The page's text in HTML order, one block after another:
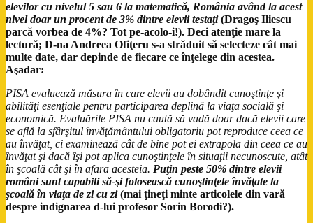
elevilor cu nivelul 5 sau 6 la matematică, România având la acest
nivel doar un procent de 3% dintre elevii testaţi(Dragoş Iliescu
parcă vorbea de 4%? Tot pe-acolo-i!). Deci atenţie mare la
lectură; D-na Andreea Ofiţeru s-a străduit să selecteze cât mai
multe date, dar depinde de fiecare ce înţelege din acestea.
Aşadar:
PISA evaluează măsura în care elevii au dobândit cunoştinţe şi
abilităţi esenţiale pentru participarea deplină la viaţa socială şi
economică. Evaluările PISA nu caută să vadă doar dacă elevii care
se află la sfârşitul învăţământului obligatoriu pot reproduce ceea ce
au învăţat, ci examinează cât de bine pot ei extrapola din ceea ce au
învăţat şi dacă îşi pot aplica cunoştinţele în situaţii necunoscute, atât
în şcoală cât şi în afara acesteia. Puţin peste 50% dintre elevii
români sunt capabili să-şi folosească cunoştinţele învăţate la
şcoală în viaţa de zi cu zi(mai ţineţi minte articolele din vară
despre indignarea d-lui profesor Sorin Borodi?).